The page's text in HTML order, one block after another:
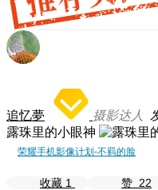
追忆夢 摄影达人
露珠里的小眼神
荣耀手机影像计划-不羁的脸
收藏 1 赞 22